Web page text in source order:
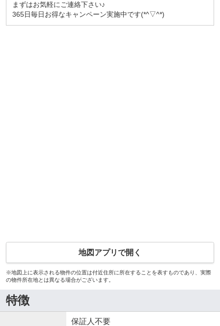
まずはお気軽にご連絡下さい♪
365日毎日お得なキャンペーン実施中です(*^▽^*)
地図アプリで開く
※地図上に表示される物件の位置は付近住所に所在することを表すものであり、実際
の物件所在地とは異なる場合がございます。
特徴
保証人不要